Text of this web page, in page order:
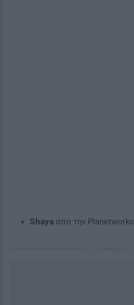
Shaya από την Planetworks